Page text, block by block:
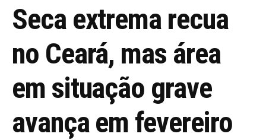
Seca extrema recua
no Ceará, mas área
em situação grave
avança em fevereiro